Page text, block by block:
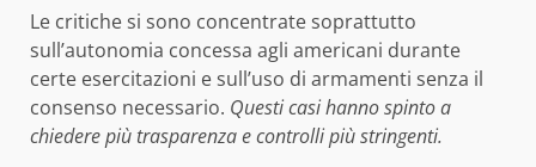
Le critiche si sono concentrate soprattutto
sull’autonomia concessa agli americani durante
certe esercitazioni e sull’uso di armamenti senza il
consenso necessario. Questi casi hanno spinto a
chiedere più trasparenza e controlli più stringenti.